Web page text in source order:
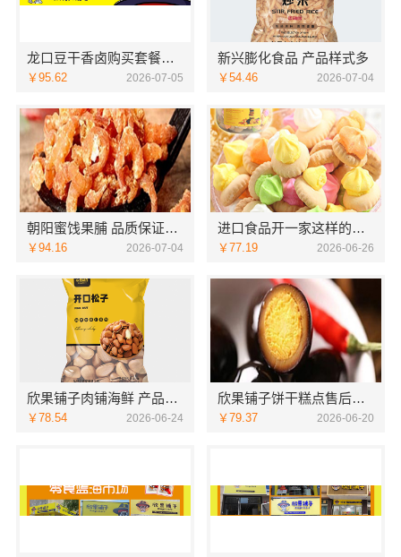
龙口豆干香卤购买套餐有优惠吗
￥95.62 2026-07-05
新兴膨化食品 产品样式多
￥54.46 2026-07-04
朝阳蜜饯果脯 品质保证价格实惠
￥94.16 2026-07-04
进口食品开一家这样的店轻松吗
￥77.19 2026-06-26
欣果铺子肉铺海鲜 产品系列丰富
￥78.54 2026-06-24
欣果铺子饼干糕点售后处理非常不错
￥79.37 2026-06-20